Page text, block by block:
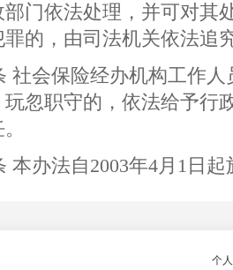
门依法处理，并可对其
的，由司法机关依法追
社会保险经办机构工作
忽职守的，依法给予行
本办法自2003年4月1日起
个